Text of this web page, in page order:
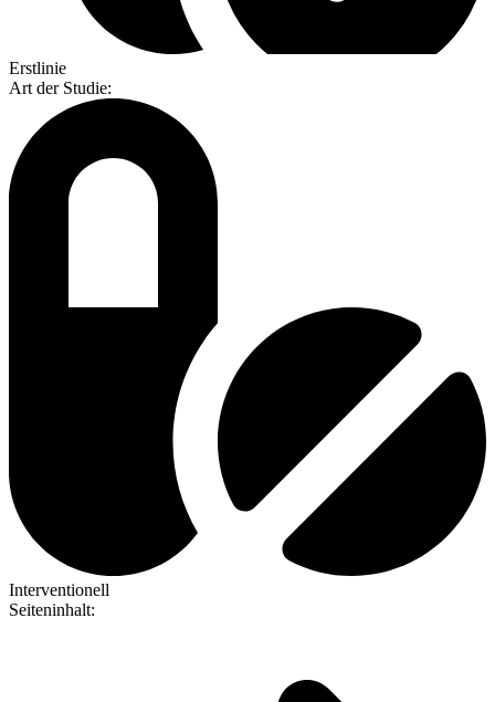
Erstlinie
Art der Studie:
Interventionell
Seiteninhalt: